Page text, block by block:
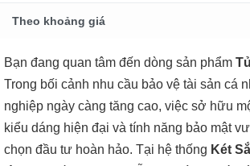
Theo khoảng giá
Bạn đang quan tâm đến dòng sản phẩm
Trong bối cảnh nhu cầu bảo vệ tài sản cá
nghiệp ngày càng tăng cao, việc sở hữu
kiểu dáng hiện đại và tính năng bảo mật
chọn đầu tư hoàn hảo. Tại hệ thống Két